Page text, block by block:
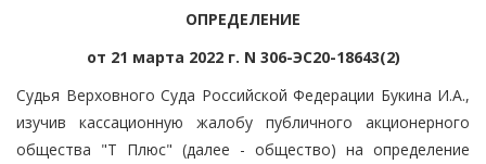
ОПРЕДЕЛЕНИЕ
от 21 марта 2022 г. N 306-ЭС20-18643(2)
Судья Верховного Суда Российской Федерации Букина И.А.,
изучив кассационную жалобу публичного акционерного
общества "Т Плюс" (далее - общество) на определение